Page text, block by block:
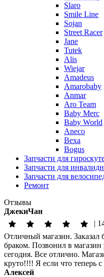
Slaro
Smile Line
Sojan
Street Racer
Jane
Tutek
Alis
Wiejar
Amadeus
Amarobaby
Anmar
Aro Team
Baby Merc
Baby World
Aneco
Bexa
Bogus
Запчасти для
Запчасти для
Запчасти для
Ремонт
Отзывы
ДжекиЧан
|
Отличный магазин.
браком. Позвонил в
сегодня. Все отлично.
круто!!!! Я если что теперь
Алексей